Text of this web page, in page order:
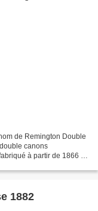
de Remington Double
canons
à partir de 1866 et
1882